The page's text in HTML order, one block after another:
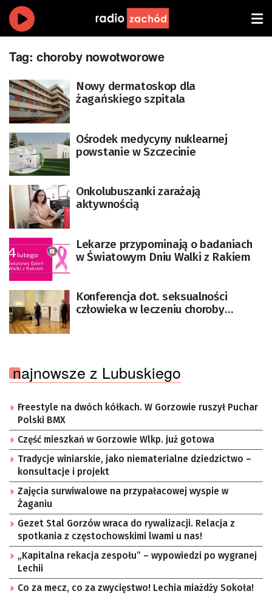
Tag: choroby nowotworowe
Nowy dermatoskop dla
żagańskiego szpitala
Ośrodek medycyny nuklearnej
powstanie w Szczecinie
Onkolubuszanki zarażają
aktywnością
Lekarze przypominają o badaniach
w Światowym Dniu Walki z Rakiem
Konferencja dot. seksualności
człowieka w leczeniu choroby
najnowsze z Lubuskiego
Freestyle na dwóch kółkach. W Gorzowie ruszył Puchar
Polski BMX
Część mieszkań w Gorzowie Wlkp. już gotowa
Tradycje winiarskie, jako niematerialne dziedzictwo –
konsultacje i projekt
Zajęcia surwiwalowe na przypałacowej wyspie w
Żaganiu
Gezet Stal Gorzów wraca do rywalizacji. Relacja z
spotkania z częstochowskimi lwami u nas!
„Kapitalna rekacja zespołu” – wypowiedzi po wygranej
Lechii
Co za mecz, co za zwycięstwo! Lechia miażdży Sokoła!